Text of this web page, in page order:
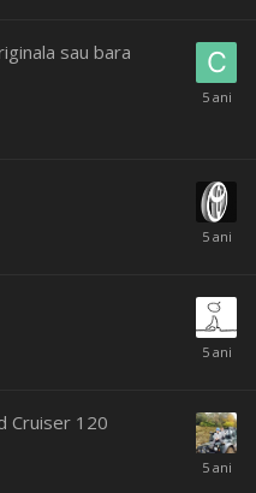
sau bara
Cruiser 120